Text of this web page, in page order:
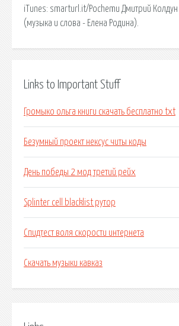
iTunes: smarturl.it/Pochemu Дмитрий
(музыка и слова - Елена Родина).
Links to Important Stuff
Громыко ольга книги скачать бесплатно txt
Безумный проект нексус читы коды
День победы 2 мод третий рейх
Splinter cell blacklist рутор
Спидтест воля скорости интернета
Скачать музыки кавказ